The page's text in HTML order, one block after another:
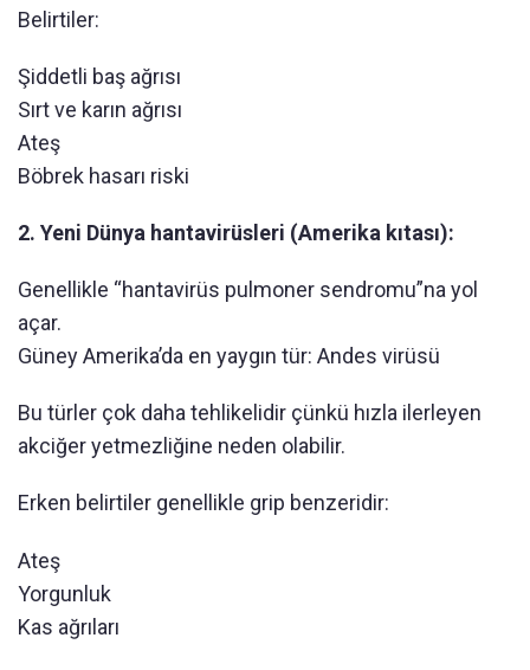
Belirtiler:
Şiddetli baş ağrısı
Sırt ve karın ağrısı
Ateş
Böbrek hasarı riski
2. Yeni Dünya hantavirüsleri (Amerika kıtası):
Genellikle “hantavirüs pulmoner sendromu”na yol
açar.
Güney Amerika’da en yaygın tür: Andes virüsü
Bu türler çok daha tehlikelidir çünkü hızla ilerleyen
akciğer yetmezliğine neden olabilir.
Erken belirtiler genellikle grip benzeridir:
Ateş
Yorgunluk
Kas ağrıları